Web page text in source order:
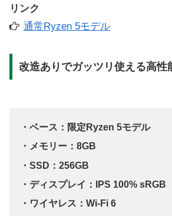
リンク
通常Ryzen 5モデル
改造ありでガッツリ使える高性
・ベース：限定Ryzen 5モデル
・メモリー：8GB
・SSD：256GB
・ディスプレイ：IPS 100% sRGB
・ワイヤレス：Wi-Fi 6